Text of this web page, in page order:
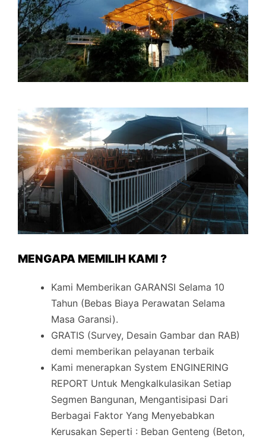
MENGAPA MEMILIH KAMI ?
Kami Memberikan GARANSI Selama 10
Tahun (Bebas Biaya Perawatan Selama
Masa Garansi).
GRATIS (Survey, Desain Gambar dan RAB)
demi memberikan pelayanan terbaik
Kami menerapkan System ENGINERING
REPORT Untuk Mengkalkulasikan Setiap
Segmen Bangunan, Mengantisipasi Dari
Berbagai Faktor Yang Menyebabkan
Kerusakan Seperti : Beban Genteng (Beton,